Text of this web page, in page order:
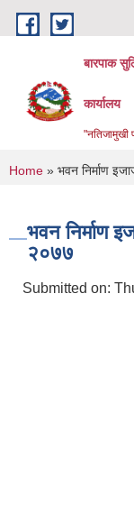
Skip to main content
बारपाक
कार्यालय
"नतिजामुखी
You are
Home » भवन निर्माण
भवन निर्माण
२०७७
Submitted on: